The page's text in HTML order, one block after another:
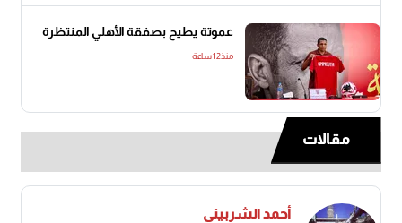
عموتة يطيح بصفقة الأهلي المنتظرة
منذ12 ساعة
مقالات
أحمد الشربيني